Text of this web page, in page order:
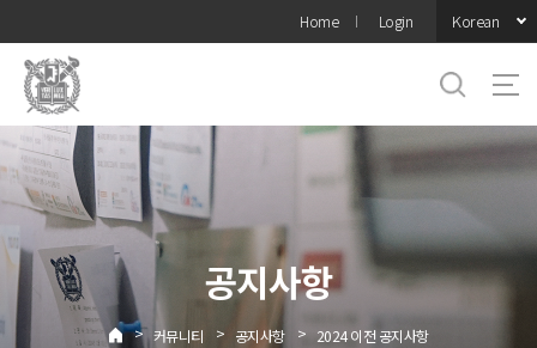
메뉴
Home Login Korean
공지사항
> 커뮤니티 > 공지사항 > 2024 이전 공지사항